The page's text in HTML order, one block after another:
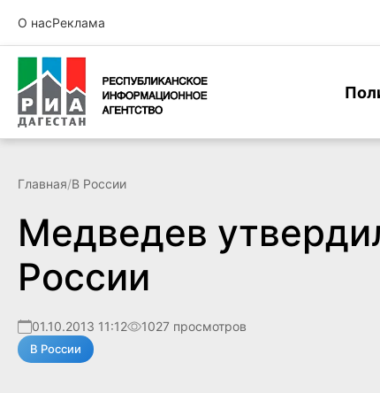
О насРеклама
Главная/В России
Медведев
России
01.10.2013 11:12 1027 просмотров
В России